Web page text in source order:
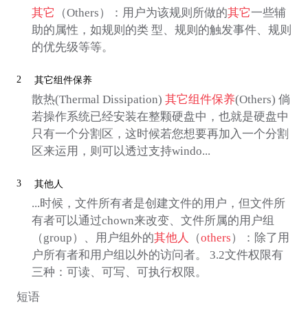
其它 （Others）：用户为该规则所做的其它一些辅
助的属性，如规则的类 型、规则的触发事件、规则
的优先级等等。
2 其它组件保养
散热(Thermal Dissipation) 其它组件保养(Others) 倘
若操作系统已经安装在整颗硬盘中，也就是硬盘中
只有一个分割区，这时候若您想要再加入一个分割
区来运用，则可以透过支持windo...
3 其他人
...时候，文件所有者是创建文件的用户，但文件所
有者可以通过chown来改变、文件所属的用户组
（group）、用户组外的其他人 （others）：除了用
户所有者和用户组以外的访问者。 3.2文件权限有
三种：可读、可写、可执行权限。
短语